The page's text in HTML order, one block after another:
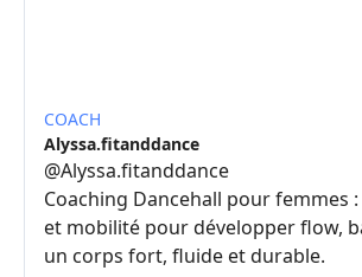
COACH
Alyssa.fitanddance
@Alyssa.fitanddance
Coaching Dancehall pour femmes
et mobilité pour développer flow,
un corps fort, fluide et durable.